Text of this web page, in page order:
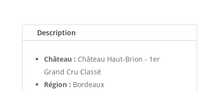
Description
Château : Château Haut-Brion - 1er
Grand Cru Classé
Région : Bordeaux